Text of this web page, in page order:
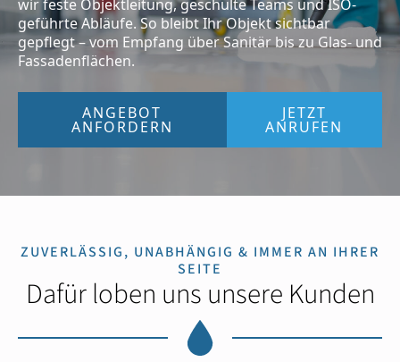
wir feste Objektleitung, geschulte Teams und ISO-
geführte Abläufe. So bleibt Ihr Objekt sichtbar
gepflegt – vom Empfang über Sanitär bis zu Glas- und
Fassadenflächen.
ANGEBOT
ANFORDERN
JETZT
ANRUFEN
ZUVERLÄSSIG, UNABHÄNGIG & IMMER AN IHRER
SEITE
Dafür loben uns unsere Kunden